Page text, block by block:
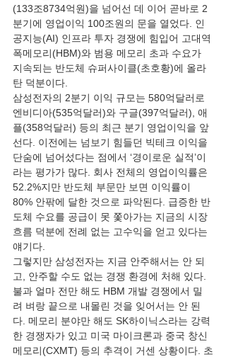
(133조8734억원)을 넘어선 데 이어 곧바로 2
분기에 영업이익 100조원의 문을 열었다. 인
공지능(AI) 인프라 투자 경쟁에 힘입어 고대역
폭메모리(HBM)와 범용 메모리 초과 수요가
지속되는 반도체 슈퍼사이클(초호황)에 올라
탄 덕분이다.
삼성전자의 2분기 이익 규모는 580억달러로
엔비디아(535억달러)와 구글(397억달러), 애
플(358억달러) 등의 최근 분기 영업이익을 앞
선다. 이전에는 넘보기 힘들던 빅테크 이익을
단숨에 넘어섰다는 점에서 ‘경이로운 실적’이
라는 평가가 많다. 회사 전체의 영업이익률은
52.2%지만 반도체 부문만 보면 이익률이
80% 안팎에 달한 것으로 파악된다. 급증한 반
도체 수요를 공급이 못 쫓아가는 지금의 시장
흐름 덕분에 전례 없는 고수익을 얻고 있다는
얘기다.
그렇지만 삼성전자는 지금 안주해서는 안 되
고, 안주할 수도 없는 경쟁 환경에 처해 있다.
불과 얼마 전만 해도 HBM 개발 경쟁에서 밀
려 벼랑 끝으로 내몰린 것을 잊어서는 안 된
다. 메모리 분야만 해도 SK하이닉스라는 강력
한 경쟁자가 있고 미국 마이크론과 중국 창신
메모리(CXMT) 등의 추격이 거센 상황이다. 초